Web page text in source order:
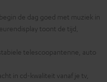
de dag goed met muziek in
toont de tijd,
telescoopantenne, auto
in cd-kwaliteit vanaf je tv,